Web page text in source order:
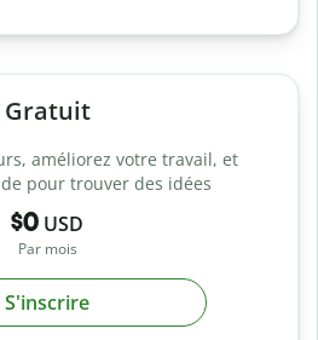
Gratuit
améliorez votre travail, et
pour trouver des idées
$0 USD
Par mois
S'inscrire